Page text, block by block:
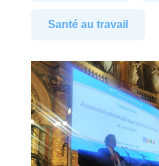
Santé au travail